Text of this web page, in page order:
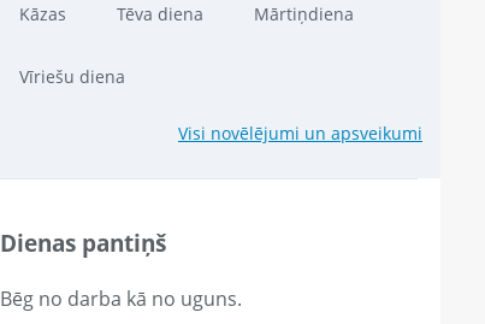
Kāzas Tēva diena Mārtiņdiena
Vīriešu diena
Visi novēlējumi un apsveikumi
Dienas pantiņš
Bēg no darba kā no uguns.